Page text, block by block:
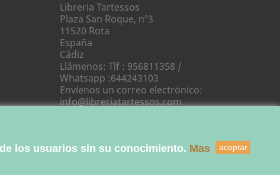
Libreria Tartessos
Plaza San Roque, nº3
11520 Rota
España
Cádiz
Llámenos: Tlf : 956811358 /
Whatsapp :644243103
Envíenos un correo electrónico:
info@libreriatartessos.com
los usuarios sin su conocimiento. Mas
aceptar